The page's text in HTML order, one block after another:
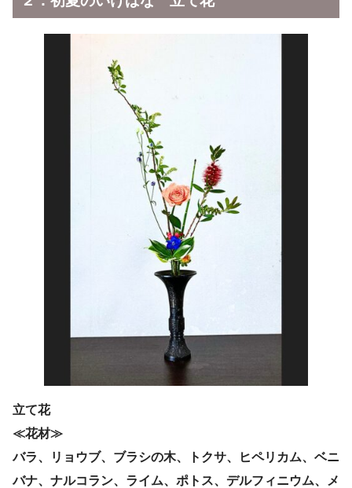
立て花
≪花材≫
バラ、リョウブ、ブラシの木、トクサ、ヒペリカム、ベニ
バナ、ナルコラン、ライム、ポトス、デルフィニウム、メ